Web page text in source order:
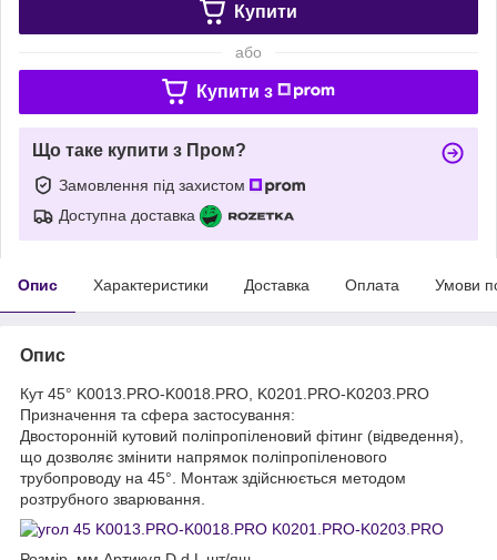
Купити
або
Купити з
Що таке купити з Пром?
Замовлення під захистом
Доступна доставка
Опис Характеристики Доставка Оплата Умови
Опис
Кут 45° K0013.PRO-K0018.PRO, K0201.PRO-K0203.PRO
Призначення та сфера застосування:
Двосторонній кутовий поліпропіленовий фітинг (відведення),
що дозволяє змінити напрямок поліпропіленового
трубопроводу на 45°. Монтаж здійснюється методом
розтрубного зварювання.